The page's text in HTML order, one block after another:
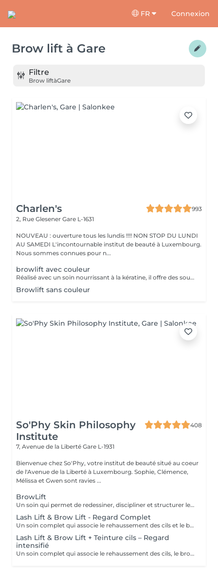
FR Connexion
Brow lift à Gare
Filtre
Brow liftàGare
Charlen's
993
2, Rue Glesener Gare L-1631
NOUVEAU : ouverture tous les lundis !!!! NON STOP DU LUNDI
AU SAMEDI L'incontournable institut de beauté à Luxembourg.
Nous sommes connues pour n...
browlift avec couleur
Réalisé avec un soin nourrissant à la kératine, il offre des sourcils naturels et harmonieux jusqu'à 6 à 8 semaines
Browlift sans couleur
So'Phy Skin Philosophy
Institute
408
7, Avenue de la Liberté Gare L-1931
Bienvenue chez So'Phy, votre institut de beauté situé au coeur
de l'Avenue de la Liberté à Luxembourg. Sophie, Clémence,
Mélissa et Gwen sont ravies ...
BrowLift
Un soin qui permet de redessiner, discipliner et structurer les sourcils pour un résultat net, harmonieux et naturellement sublimé. Le brow lift vient repositionner les poils afin de donner un effet plus fourni, mieux défini et parfaitement maîtrisé. Une teinture est incluse afin d'intensifier la couleur et d'apporter plus de profondeur au regard, tout en conservant un rendu naturel et élégant. Les sourcils sont restructurés, le regard est encadré et les traits du visage sont mis en valeur au quotidien.
Lash Lift & Brow Lift - Regard Complet
Un soin complet qui associe le rehaussement des cils et le brow lift pour sublimer l’ensemble du regard. Les cils sont liftés dès la racine pour apporter longueur visuelle et ouverture du regard, tandis que les sourcils sont restructurés, disciplinés et redessinés pour un résultat net et harmonieux. Le regard est intensifié, mieux encadré et naturellement mis en valeur. Une solution idéale pour un effet soigné, élégant et durable, sans maquillage au quotidien.
Lash Lift & Brow Lift + Teinture cils – Regard
intensifié
Un soin complet qui associe le rehaussement des cils, le brow lift et la teinture des cils pour un regard encore plus intense et défini. Les cils sont liftés et teintés pour un effet plus profond et visible, tandis que les sourcils sont restructurés et disciplinés pour encadrer parfaitement le regard. Le contraste est renforcé, le regard est plus marqué tout en conservant un rendu naturel et élégant. Idéal pour celles et ceux qui souhaitent un résultat plus soutenu sans maquillage.